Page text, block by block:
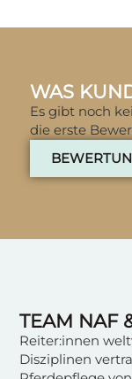
WAS
Es gibt noch
die erste
TEAM NAF
Reiter:innen
Disziplinen